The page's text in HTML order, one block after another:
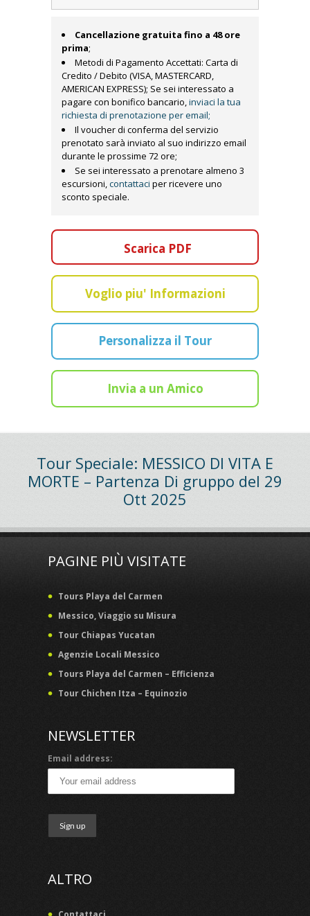
Cancellazione gratuita fino a 48 ore
prima;
Metodi di Pagamento Accettati: Carta di
Credito / Debito (VISA, MASTERCARD,
AMERICAN EXPRESS); Se sei interessato a
pagare con bonifico bancario,inviaci la tua
richiesta di prenotazione per email;
Il voucher di conferma del servizio
prenotato sarà inviato al suo indirizzo email
durante le prossime 72 ore;
Se sei interessato a prenotare almeno 3
escursioni,contattaci per ricevere uno
sconto speciale.
Scarica PDF
Voglio piu' Informazioni
Personalizza il Tour
Invia a un Amico
Tour Speciale: MESSICO DI VITA E
MORTE – Partenza Di gruppo del 29
Ott 2025
PAGINE PIÙ VISITATE
Tours Playa del Carmen
Messico, Viaggio su Misura
Tour Chiapas Yucatan
Agenzie Locali Messico
Tours Playa del Carmen – Efficienza
Tour Chichen Itza – Equinozio
NEWSLETTER
Email address:
ALTRO